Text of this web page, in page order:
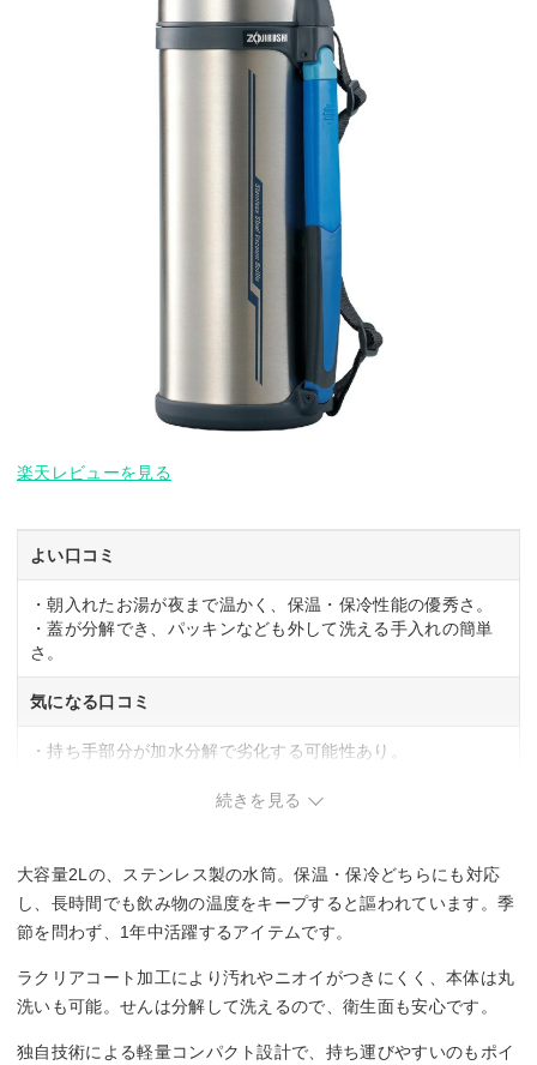
楽天レビューを見る
よい口コミ
・朝入れたお湯が夜まで温かく、保温・保冷性能の優秀さ。
・蓋が分解でき、パッキンなども外して洗える手入れの簡単
さ。
気になる口コミ
・持ち手部分が加水分解で劣化する可能性あり。
続きを見る
大容量2Lの、ステンレス製の水筒。保温・保冷どちらにも対応
し、長時間でも飲み物の温度をキープすると謳われています。季
節を問わず、1年中活躍するアイテムです。
ラクリアコート加工により汚れやニオイがつきにくく、本体は丸
洗いも可能。せんは分解して洗えるので、衛生面も安心です。
独自技術による軽量コンパクト設計で、持ち運びやすいのもポイ